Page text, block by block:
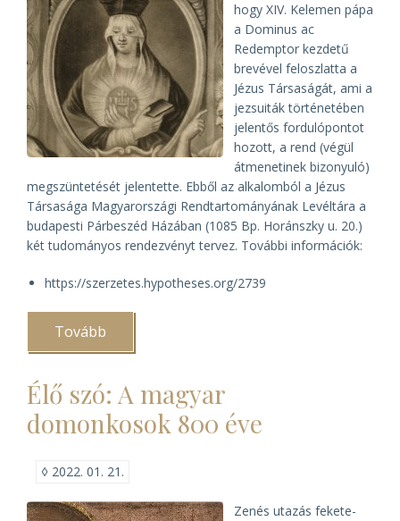
hogy XIV. Kelemen pápa
a Dominus ac
Redemptor kezdetű
brevével feloszlatta a
Jézus Társaságát, ami a
jezsuiták történetében
jelentős fordulópontot
hozott, a rend (végül
átmenetinek bizonyuló)
megszüntetését jelentette. Ebből az alkalomból a Jézus
Társasága Magyarországi Rendtartományának Levéltára a
budapesti Párbeszéd Házában (1085 Bp. Horánszky u. 20.)
két tudományos rendezvényt tervez. További információk:
https://szerzetes.hypotheses.org/2739
Tovább
a
Társasága
feloszlatásának
250.
évfordulóján)
Élő szó: A magyar
domonkosok 800 éve
◊ 2022. 01. 21.
Zenés utazás fekete-